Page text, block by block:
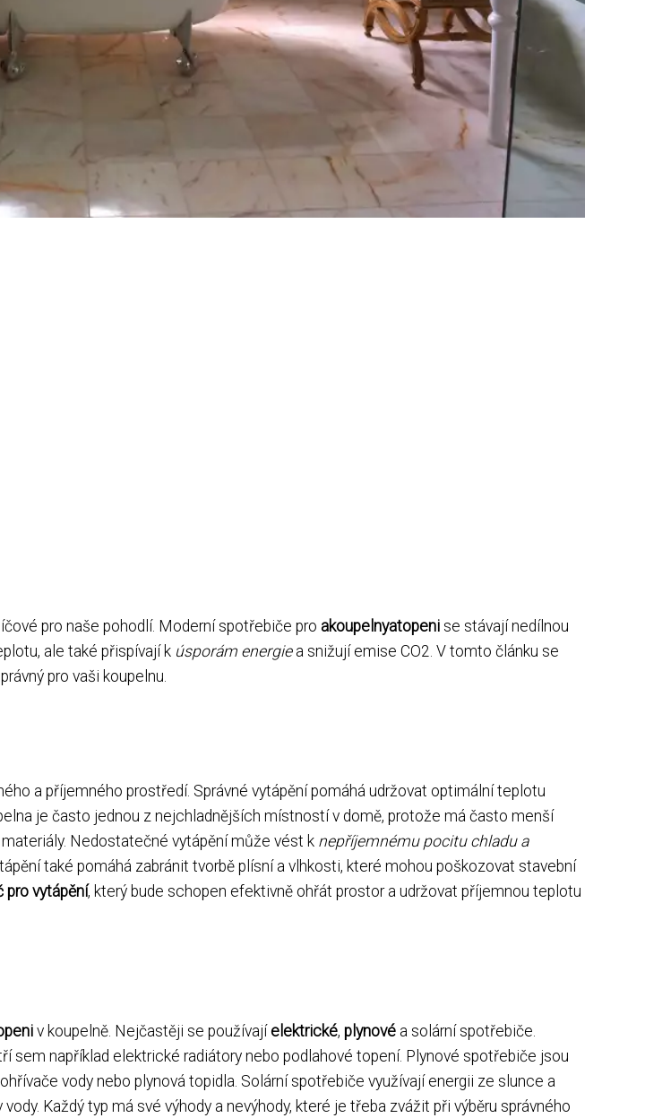
pro naše pohodlí. Moderní spotřebiče pro akoupelnyatopeni se stávají nedílnou
ale také přispívají k úsporám energiea snižují emise CO2. V tomto článku se
pro vaši koupelnu.
a příjemného prostředí. Správné vytápění pomáhá udržovat optimální teplotu
je často jednou z nejchladnějších místností v domě, protože má často menší
Nedostatečné vytápění může vést k nepříjemnému pocitu chladu a
také pomáhá zabránit tvorbě plísní a vlhkosti, které mohou poškozovat stavební
pro vytápění, který bude schopen efektivně ohřát prostor a udržovat příjemnou teplotu
v koupelně. Nejčastěji se používajíelektrické, plynové a solární spotřebiče.
například elektrické radiátory nebo podlahové topení. Plynové spotřebiče jsou
vody nebo plynová topidla. Solární spotřebiče využívají energii ze slunce a
Každý typ má své výhody a nevýhody, které je třeba zvážit při výběru správného